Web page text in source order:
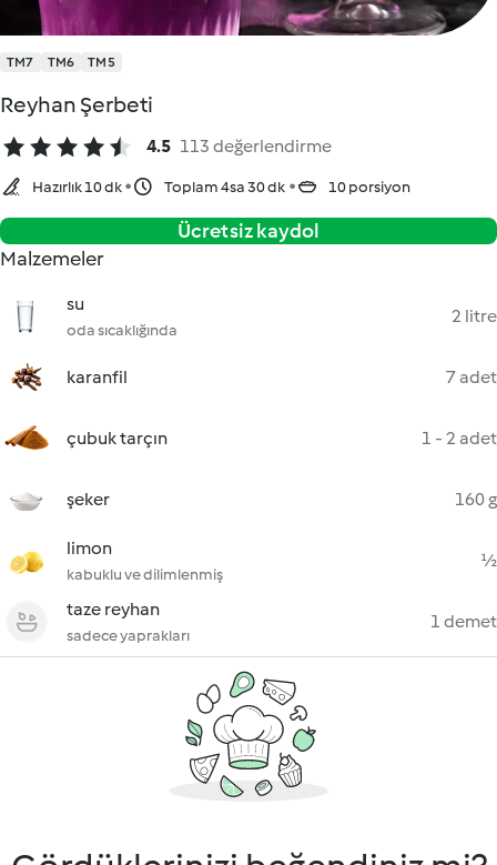
TM7 TM6 TM5
Reyhan Şerbeti
4.5 113 değerlendirme
Hazırlık 10 dk Toplam 4sa 30 dk 10 porsiyon
Ücretsiz kaydol
Malzemeler
su
oda sıcaklığında
2 litre
karanfil 7 adet
çubuk tarçın 1 - 2 adet
şeker 160 g
limon
kabuklu ve dilimlenmiş
½
taze reyhan
sadece yaprakları
1 demet